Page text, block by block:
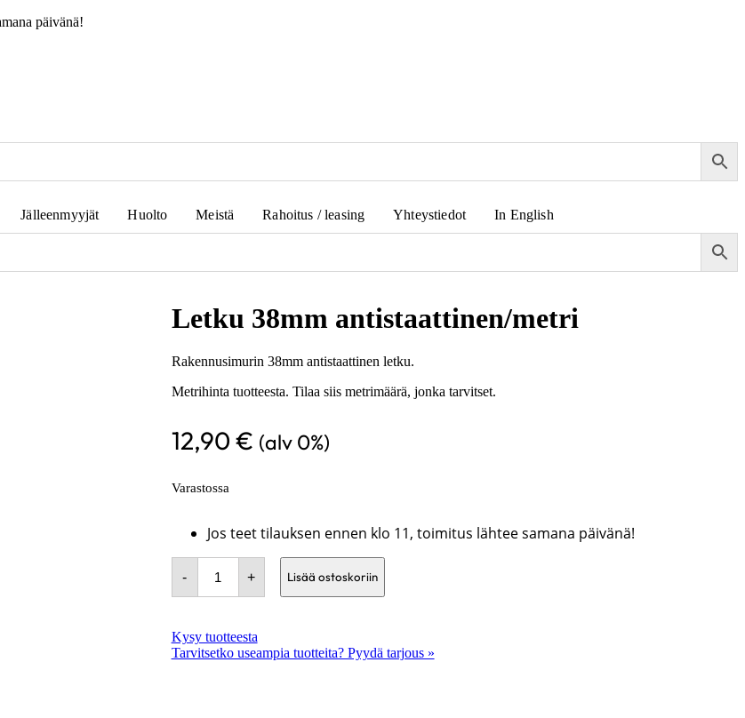
päivänä!
Jälleenmyyjät Huolto Meistä Rahoitus / leasing Yhteystiedot In English
Letku 38mm antistaattinen/metri
Rakennusimurin 38mm antistaattinen letku.
Metrihinta tuotteesta. Tilaa siis metrimäärä, jonka tarvitset.
12,90 € (alv 0%)
Varastossa
Jos teet tilauksen ennen klo 11, toimitus lähtee samana päivänä!
-
Letku
38mm
antistaattinen/metri
+ Lisää ostoskoriin
Kysy tuotteesta
Tarvitsetko useampia tuotteita? Pyydä tarjous »